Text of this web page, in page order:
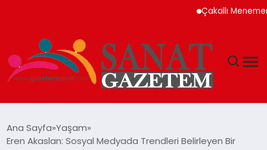
Çakallı Menemeni
Ana Sayfa Yaşam
Eren Akaslan: Sosyal Medyada Trendleri Belirleyen Bir